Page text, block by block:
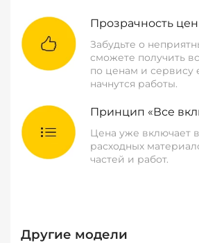
Прозрачность
Забудьте о
сможете получить
по ценам и сервису
начнутся работы.
Принцип «Все
Цена уже включает
расходных
частей и работ.
Другие модели